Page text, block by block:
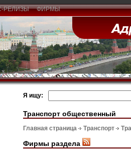
РЕЛИЗЫ ФИРМЫ
Я ищу:
Транспорт общественный
Главная страница Транспорт
Фирмы раздела